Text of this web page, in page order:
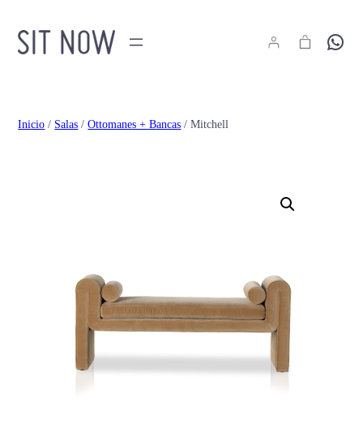
Hola
Inicio / Salas /Ottomanes + Bancas / Mitchell